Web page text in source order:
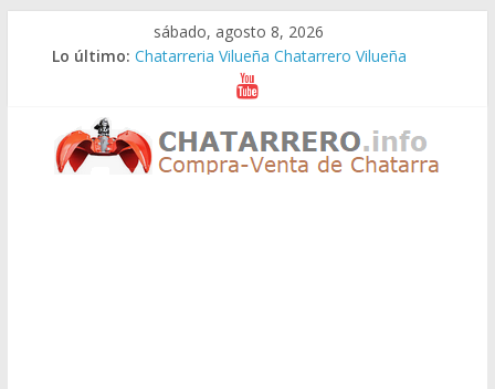
sábado, agosto 8, 2026
Lo último: Chatarreria Vilueña Chatarrero Vilueña
Chatarreria Zuera Chatarrero Zuera
Chatarreria Zaragoza Chatarrero Zaragoza
Chatarreria Zaida Chatarrero Zaida
Chatarreria Vistabella Chatarrero Vistabella